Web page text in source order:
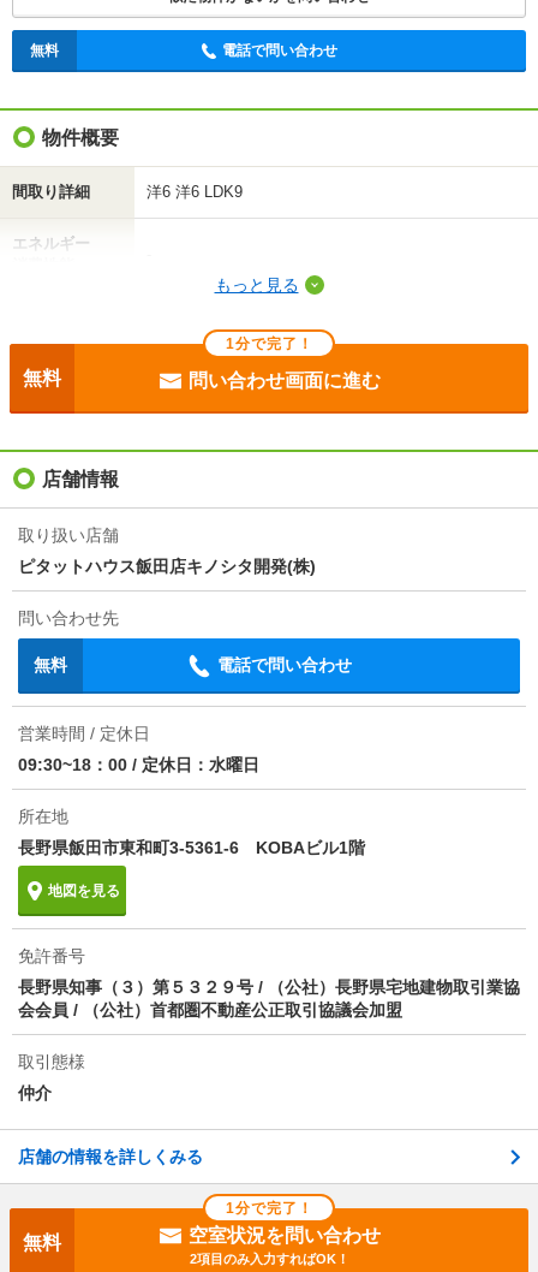
無料 電話で問い合わせ
無料 電話で問い合わせ
物件概要
間取り詳細 洋6 洋6 LDK9
エネルギー
目安光熱費
入居
損保 要
保証会社
情報更新日
次回更新予定日 2026/08/20
物件備考
3，500円（税別）
もっと見る
1分で完了！
無料 問い合わせ画面に進む
店舗情報
取り扱い店舗
ピタットハウス飯田店キノシタ開発(株)
問い合わせ先
無料 電話で問い合わせ
営業時間 / 定休日
09:30~18：00 / 定休日：水曜日
所在地
長野県飯田市東和町3-5361-6 KOBAビル1階
地図を見る
免許番号
長野県知事（３）第５３２９号 / （公社）長野県宅地建物取引業協
会会員 / （公社）首都圏不動産公正取引協議会加盟
取引態様
仲介
店舗の情報を詳しくみる
1分で完了！
無料 空室状況を問い合わせ
2項目のみ入力すればOK！